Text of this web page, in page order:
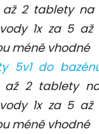
až 2 tablety
1x za 5 až
méně vhodné
5v1 do
až 2 tablety
1x za 5 až
méně vhodné